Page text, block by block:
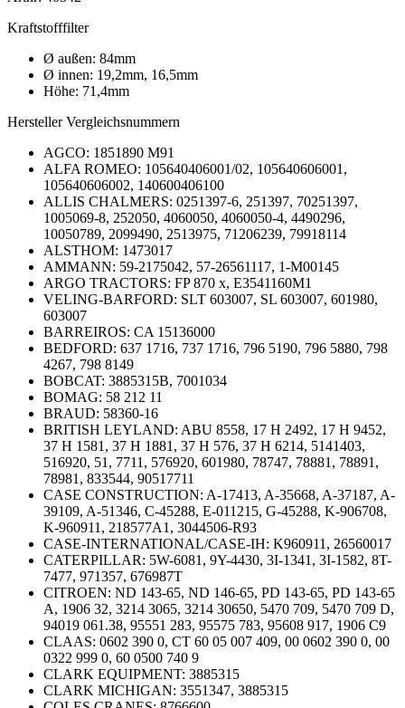
Kraftstofffilter
Ø außen: 84mm
Ø innen: 19,2mm, 16,5mm
Höhe: 71,4mm
Hersteller Vergleichsnummern
AGCO: 1851890 M91
ALFA ROMEO: 105640406001/02, 105640606001,
105640606002, 140600406100
ALLIS CHALMERS: 0251397-6, 251397, 70251397,
1005069-8, 252050, 4060050, 4060050-4, 4490296,
10050789, 2099490, 2513975, 71206239, 79918114
ALSTHOM: 1473017
AMMANN: 59-2175042, 57-26561117, 1-M00145
ARGO TRACTORS: FP 870 x, E3541160M1
VELING-BARFORD: SLT 603007, SL 603007, 601980,
603007
BARREIROS: CA 15136000
BEDFORD: 637 1716, 737 1716, 796 5190, 796 5880, 798
4267, 798 8149
BOBCAT: 3885315B, 7001034
BOMAG: 58 212 11
BRAUD: 58360-16
BRITISH LEYLAND: ABU 8558, 17 H 2492, 17 H 9452,
37 H 1581, 37 H 1881, 37 H 576, 37 H 6214, 5141403,
516920, 51, 7711, 576920, 601980, 78747, 78881, 78891,
78981, 833544, 90517711
CASE CONSTRUCTION: A-17413, A-35668, A-37187, A-
39109, A-51346, C-45288, E-011215, G-45288, K-906708,
K-960911, 218577A1, 3044506-R93
CASE-INTERNATIONAL/CASE-IH: K960911, 26560017
CATERPILLAR: 5W-6081, 9Y-4430, 3I-1341, 3I-1582, 8T-
7477, 971357, 676987T
CITROEN: ND 143-65, ND 146-65, PD 143-65, PD 143-65
A, 1906 32, 3214 3065, 3214 30650, 5470 709, 5470 709 D,
94019 061.38, 95551 283, 95575 783, 95608 917, 1906 C9
CLAAS: 0602 390 0, CT 60 05 007 409, 00 0602 390 0, 00
0322 999 0, 60 0500 740 9
CLARK EQUIPMENT: 3885315
CLARK MICHIGAN: 3551347, 3885315